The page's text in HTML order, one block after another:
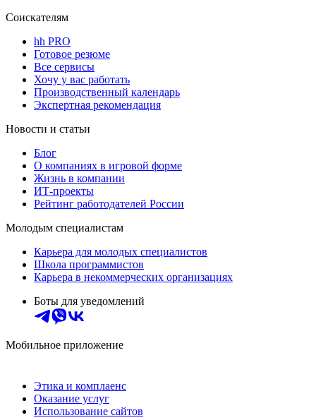
Соискателям
hh PRO
Готовое резюме
Все сервисы
Хочу у вас работать
Производственный календарь
Экспертная рекомендация
Новости и статьи
Блог
О компаниях в игровой форме
Жизнь в компании
ИТ-проекты
Рейтинг работодателей России
Молодым специалистам
Карьера для молодых специалистов
Школа программистов
Карьера в некоммерческих организациях
Боты для уведомлений
Мобильное приложение
Этика и комплаенс
Оказание услуг
Использование сайтов